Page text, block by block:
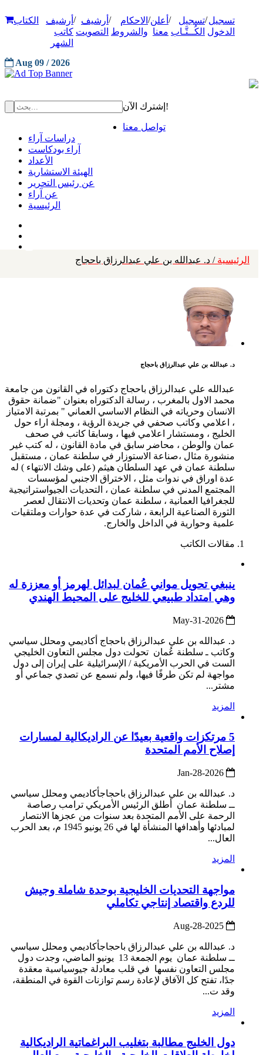
تسجيل
الدخول
/تسجيل
الكُــتَّـاب
/ أعلن
معنا
/ الاحكام
والشروط
/ أرشيف
التصويت
/ أرشيف
كاتب
الشهر
الكتاب
Aug 09 / 2026
إشترك الآن!
تواصل معنا
دراسات آراء
آراء بودكاست
الأعداد
الهيئة الاستشارية
عن رئيس التحرير
عن آراء
الرئيسية
الرئيسية / د. عبدالله بن علي عبدالرزاق باحجاج
د. عبدالله بن علي عبدالرزاق باحجاج
عبدالله علي عبدالرزاق باحجاج دكتوراه في القانون من جامعة
محمد الاول بالمغرب ، رسالة الدكتوراه بعنوان "ضمانة حقوق
الانسان وحرياته في النظام الاساسي العماني " بمرتبة الامتياز
، اعلامي وكاتب صحفي في جريدة الرؤية ، ومجلة اراء حول
الخليج ، ومستشار اعلامي فيها ، وسابقا كاتب في صحف
عمان والوطن ، محاضر سابق في مادة القانون ، له كتب غير
منشورة مثال ،صناعة الاستوزار في سلطنة عمان ، مستقبل
سلطنة عمان في عهد السلطان هيثم (على وشك الانتهاء ) له
عدة اوراق في ندوات مثل ، الاختراق الاجنبي لمؤسسات
المجتمع المدني في سلطنة عمان ، التحديات الجيواستراتيجية
للجغرافيا العمانية ، سلطنة عمان وتحديات الانتقال لعصر
الثورة الصناعية الرابعة ، شاركت في عدة حوارات وملتقيات
علمية وحوارية في الداخل والخارج.
مقالات الكاتب
ينبغي تحويل مواني عُمان لبدائل لهرمز أو معززة له
وهي امتداد طبيعي للخليج على المحيط الهندي
د. عبدالله بن علي عبدالرزاق باحجاج أكاديمي ومحلل سياسي
وكاتب ـ سلطنة عُمان تحولت دول مجلس التعاون الخليجي
الست في الحرب الأمريكية / الإسرائيلية على إيران إلى دول
مواجهة لم تكن طرفًا فيها، ولم نسمع عن تصدي جماعي أو
مشتر...
المزيد
5 مرتكزات واقعية بعيدًا عن الراديكالية لمسارات
إصلاح الأمم المتحدة
د. عبدالله بن علي عبدالرزاق باحجاجأكاديمي ومحلل سياسي
ــ سلطنة عمان أطلق الرئيس الأمريكي ترامب رصاصة
الرحمة على الأمم المتحدة بعد سنوات من عجزها الانتصار
لمبادئها وأهدافها المنشأة لها في 26 يونيو 1945 م، بعد الحرب
العال...
المزيد
مواجهة التحديات الخليجية بوحدة شاملة وجيش
للردع واقتصاد إنتاجي تكاملي
د. عبدالله بن علي عبدالرزاق باحجاجأكاديمي ومحلل سياسي
ــ سلطنة عمان يوم الجمعة 13 يونيو الماضي، وجدت دول
مجلس التعاون نفسها في قلب معادلة جيوسياسية معقدة
جدًا، تفتح كل الآفاق لإعادة رسم توازنات القوة في المنطقة،
وقد ت...
المزيد
دول الخليج مطالبة بتغليب البراغماتية الراديكالية